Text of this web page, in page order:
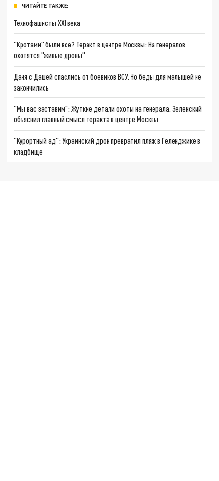
ЧИТАЙТЕ ТАКЖЕ:
Технофашисты XXI века
"Кротами" были все? Теракт в центре Москвы: На генералов
охотятся "живые дроны"
Даня с Дашей спаслись от боевиков ВСУ. Но беды для малышей не
закончились
"Мы вас заставим": Жуткие детали охоты на генерала. Зеленский
объяснил главный смысл теракта в центре Москвы
"Курортный ад": Украинский дрон превратил пляж в Геленджике в
кладбище